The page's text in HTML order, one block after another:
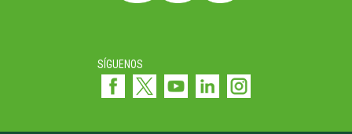
SÍGUENOS